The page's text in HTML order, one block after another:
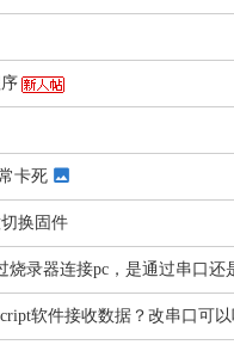
卡死
换固件
烧录器连接pc，是通过串口还
软件接收数据？改串口可以